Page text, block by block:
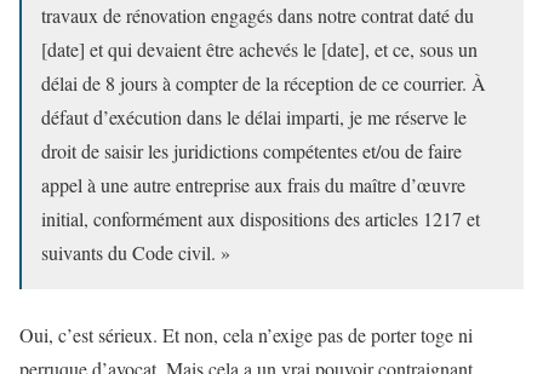
travaux de rénovation engagés dans notre contrat daté du
[date] et qui devaient être achevés le [date], et ce, sous un
délai de 8 jours à compter de la réception de ce courrier. À
défaut d’exécution dans le délai imparti, je me réserve le
droit de saisir les juridictions compétentes et/ou de faire
appel à une autre entreprise aux frais du maître d’œuvre
initial, conformément aux dispositions des articles 1217 et
suivants du Code civil. »
Oui, c’est sérieux. Et non, cela n’exige pas de porter toge ni
perruque d’avocat. Mais cela a un vrai pouvoir contraignant.